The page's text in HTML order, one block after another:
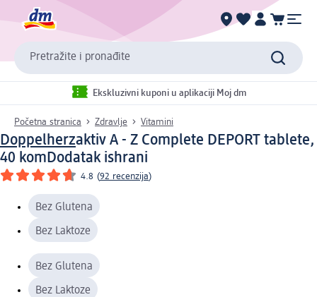
Pretražite i pronađite
Ekskluzivni kuponi u aplikaciji Moj dm
Početna stranica Zdravlje Vitamini
Doppelherzaktiv A - Z Complete DEPORT tablete,
40 komDodatak ishrani
4.8 (92 recenzija)
Bez Glutena
Bez Laktoze
Bez Glutena
Bez Laktoze